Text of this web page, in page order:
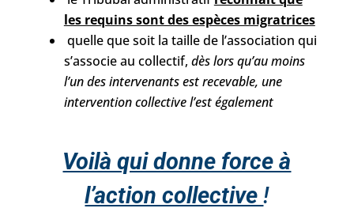
les requins sont des espèces migratrices
quelle que soit la taille de l’association qui
s’associe au collectif, dès lors qu’au moins
l’un des intervenants est recevable, une
intervention collective l’est également
Voilà qui donne force à
l’action collective!